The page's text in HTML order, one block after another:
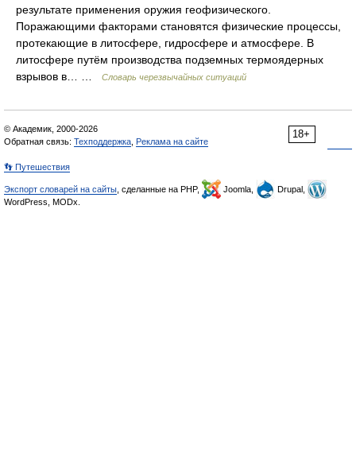
результате применения оружия геофизического.
Поражающими факторами становятся физические процессы,
протекающие в литосфере, гидросфере и атмосфере. В
литосфере путём производства подземных термоядерных
взрывов в… …
Словарь черезвычайных ситуаций
18+
© Академик, 2000-2026
Обратная связь: Техподдержка Реклама на сайте
👣 Путешествия
Экспорт словарей на сайты , сделанные на PHP, Joomla,
Drupal,
WordPress, MODx.